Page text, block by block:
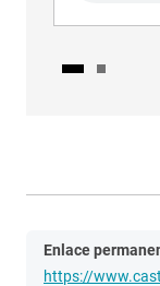
Enlace
https://